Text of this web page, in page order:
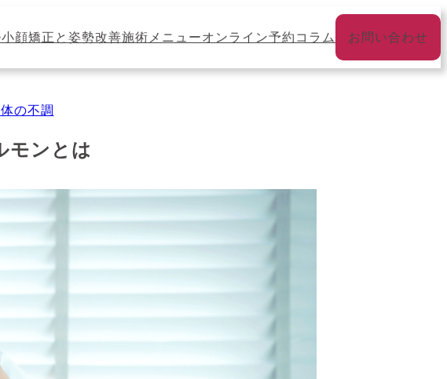
小顔矯正と姿勢改善施術メニューオンライン予約 コラム お問い合わせ
の不調
モンとは